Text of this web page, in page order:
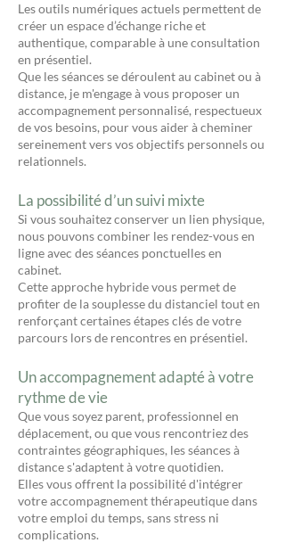
Les outils numériques actuels permettent de
créer un espace d’échange riche et
authentique, comparable à une consultation
en présentiel.
Que les séances se déroulent au cabinet ou à
distance, je m'engage à vous proposer un
accompagnement personnalisé, respectueux
de vos besoins, pour vous aider à cheminer
sereinement vers vos objectifs personnels ou
relationnels.
La possibilité d’un suivi mixte
Si vous souhaitez conserver un lien physique,
nous pouvons combiner les rendez-vous en
ligne avec des séances ponctuelles en
cabinet.
Cette approche hybride vous permet de
profiter de la souplesse du distanciel tout en
renforçant certaines étapes clés de votre
parcours lors de rencontres en présentiel.
Un accompagnement adapté à votre
rythme de vie
Que vous soyez parent, professionnel en
déplacement, ou que vous rencontriez des
contraintes géographiques, les séances à
distance s'adaptent à votre quotidien.
Elles vous offrent la possibilité d'intégrer
votre accompagnement thérapeutique dans
votre emploi du temps, sans stress ni
complications.